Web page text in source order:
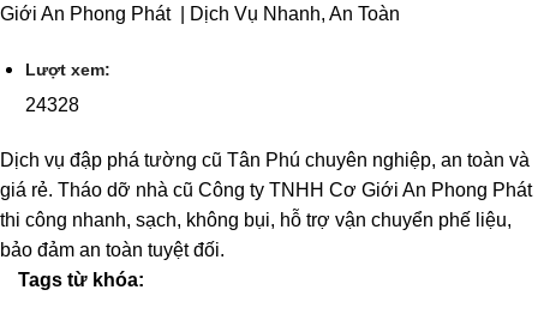
Giới An Phong Phát | Dịch Vụ Nhanh, An Toàn
Lượt xem:
24328
Dịch vụ đập phá tường cũ Tân Phú chuyên nghiệp, an toàn và
giá rẻ. Tháo dỡ nhà cũ Công ty TNHH Cơ Giới An Phong Phát
thi công nhanh, sạch, không bụi, hỗ trợ vận chuyển phế liệu,
bảo đảm an toàn tuyệt đối.
Tags từ khóa: